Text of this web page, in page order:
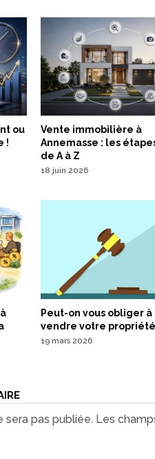
ou
!
Vente immobilière à
Annemasse : les
de A à Z
18 juin 2026
Peut-on vous obliger à
vendre votre propriété
19 mars 2026
sera pas publiée. Les